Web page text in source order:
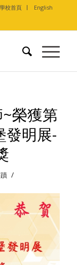
校首頁 English
榮獲第
發明展-
/